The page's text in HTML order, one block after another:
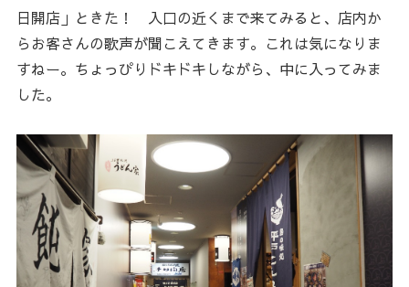
日開店」ときた！ 入口の近くまで来てみると、店内か
らお客さんの歌声が聞こえてきます。これは気になりま
すねー。ちょっぴりドキドキしながら、中に入ってみま
した。